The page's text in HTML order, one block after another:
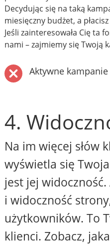
Decydując się na taką
miesięczny budżet, a
Jeśli zainteresowała Cię ta
nami – zajmiemy się Twoją
Aktywne
4.
Na im więcej słów
wyświetla się
jest jej
i widoczność
użytkowników. To
klienci. Zobacz,